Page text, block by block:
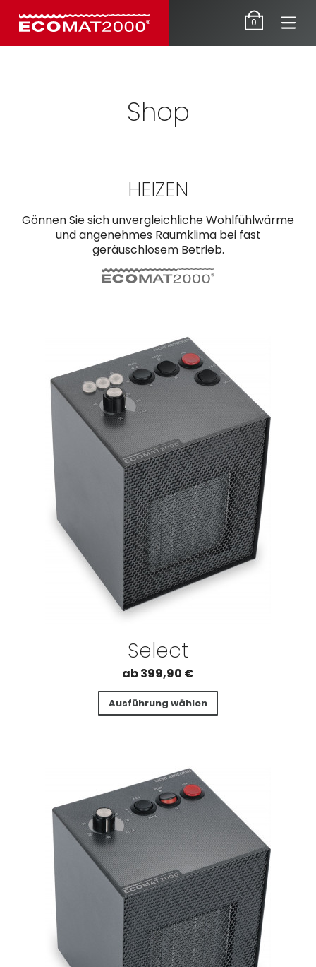
0
Zubehör
Shop
HEIZEN
Gönnen Sie sich unvergleichliche Wohlfühlwärme
und angenehmes Raumklima bei fast
geräuschlosem Betrieb.
Select
ab399,90 €
Ausführung wählen